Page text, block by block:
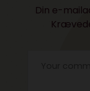
Din e-